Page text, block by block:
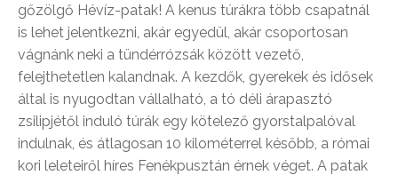
gőzölgő Hévíz-patak! A kenus túrákra több csapatnál
is lehet jelentkezni, akár egyedül, akár csoportosan
vágnánk neki a tündérrózsák között vezető,
felejthetetlen kalandnak. A kezdők, gyerekek és idősek
által is nyugodtan vállalható, a tó déli árapasztó
zsilipjétől induló túrák egy kötelező gyorstalpalóval
indulnak, és átlagosan 10 kilométerrel később, a római
kori leleteiről híres Fenékpusztán érnek véget. A patak